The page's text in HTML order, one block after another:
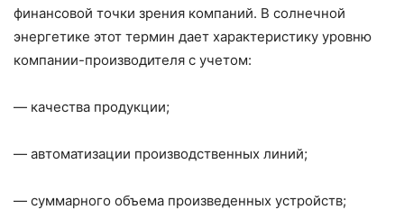
финансовой точки зрения компаний. В солнечной
энергетике этот термин дает характеристику уровню
компании-производителя с учетом:
— качества продукции;
— автоматизации производственных линий;
— суммарного объема произведенных устройств;